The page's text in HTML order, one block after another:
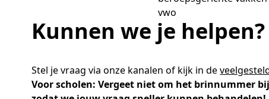
Snel naar
Bestellen
Samen bouwen voor het vo
Nieuwsbrief Kijk- en luistertoetsen
Sociaal-emotionele ontwikkeling
Reken- en taalontwikkeling
Op de hoogte blijven
Training Beoordelen
Academische Woordenschattoets
Training & advies ho
Aanmelden nieuwsbrief ho
Basisexamen inburgering Buitenland
Alfabetisering
Vakmanschap Warmtepomp
Vakmanschap Zonnestroom
NLQF kwalificatie
Zorg & welzijn
Willem-Jan van Gendt
Kim Hendriks-Cornelissen
De leeropbrengst van
Kennisbank Stichting Cito
Werken bij
vwo
Kunnen we je helpen?
Stel je vraag via onze kanalen of kijk in de
Voor scholen: Vergeet niet om het brinnummer